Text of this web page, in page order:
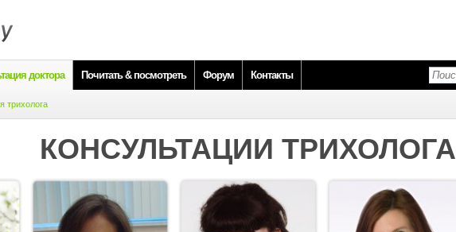
доктора Почитать & посмотреть Форум Контакты
трихолога
КОНСУЛЬТАЦИИ ТРИХОЛОГА